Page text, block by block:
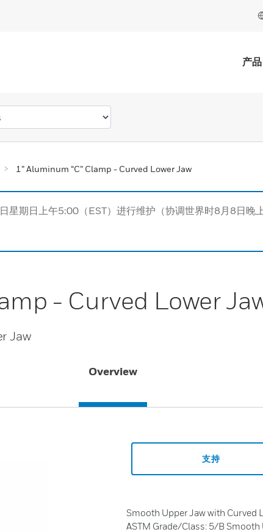
产品
1” Aluminum “C” Clamp - Curved Lower Jaw
期日上午5:00（EST）进行维护（协调世界时8月8日晚
- Curved Lower
Jaw
Overview
支持
Smooth Upper Jaw with Curved
ASTM Grade/Class: 5/B